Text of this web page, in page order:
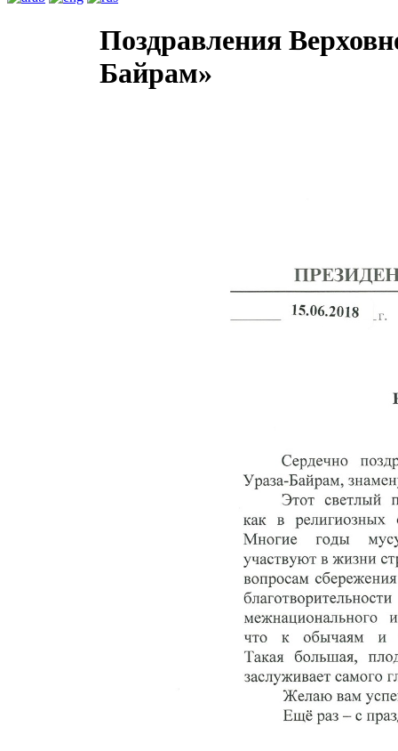
Поздравления
Байрам»